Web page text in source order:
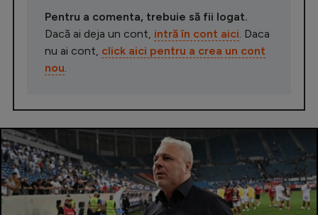
Pentru a comenta, trebuie să fii logat.
Dacă ai deja un cont, intră în cont aici . Daca
nu ai cont, click aici pentru a crea un cont
nou